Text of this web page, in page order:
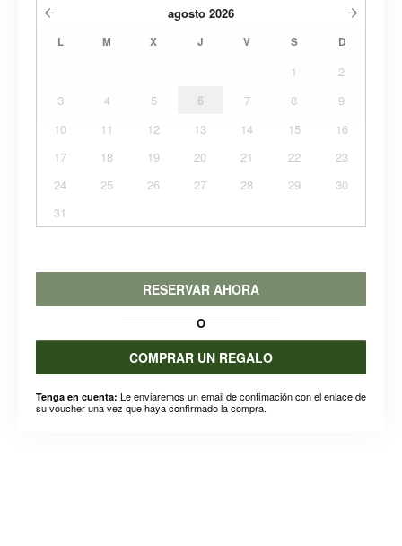
agosto 2026
L M X J V S D
1
2
3
4 5 6 7 8
9
10
11 12 13 14 15
16
17
18 19 20 21 22
23
24
25 26 27 28 29
30
31
RESERVAR AHORA
O
COMPRAR UN REGALO
Tenga en cuenta: Le enviaremos un email de confimación con el enlace de
su voucher una vez que haya confirmado la compra.